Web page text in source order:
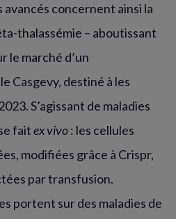
avancés concernent ainsi la
thalassémie – aboutissant
le marché d’un
Casgevy, destiné à les
S’agissant de maladies
faitex vivo: les cellules
modifiées grâce à Crispr,
par transfusion.
portent sur des maladies de